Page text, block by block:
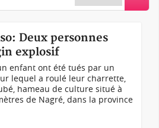
Deux personnes
explosif
enfant ont été tués par un
lequel a roulé leur charrette,
hameau de culture situé à
de Nagré, dans la province